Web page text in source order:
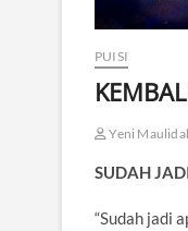
PUISI
Yeni
SUDAH
“Sudah jadi